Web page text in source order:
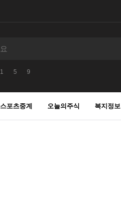
1 5 9
스포츠중계 오늘의주식 복지정보